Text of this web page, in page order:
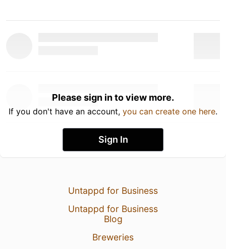
Please sign in to view more.
If you don't have an account, you can create one here.
Sign In
Untappd for Business
Untappd for Business
Blog
Breweries